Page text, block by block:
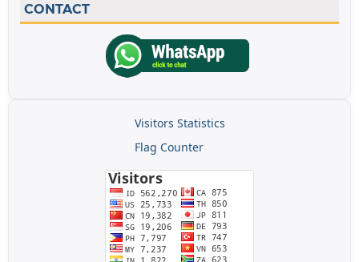
CONTACT
Visitors Statistics
Flag Counter